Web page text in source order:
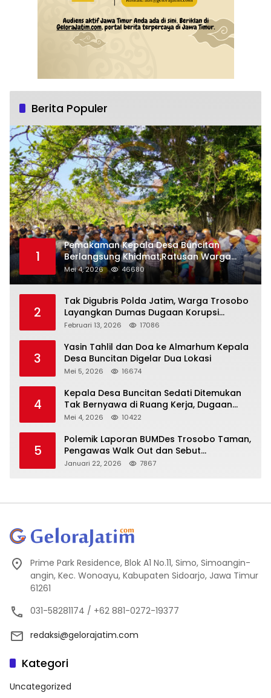
Berita Populer
1
Pemakaman Kepala Desa Buncitan
Berlangsung Khidmat,Ratusan Warga
Larut Dalam Duka Yang Mendalam
Mei 4, 2026 46680
2
Tak Digubris Polda Jatim, Warga Trosobo
Layangkan Dumas Dugaan Korupsi
Oknum DPRD Sidoarjo ke Kapolri
Februari 13, 2026 17086
3
Yasin Tahlil dan Doa ke Almarhum Kepala
Desa Buncitan Digelar Dua Lokasi
Mei 5, 2026 16674
4
Kepala Desa Buncitan Sedati Ditemukan
Tak Bernyawa di Ruang Kerja, Dugaan
Bunuh Diri Menguat
Mei 4, 2026 10422
5
Polemik Laporan BUMDes Trosobo Taman,
Pengawas Walk Out dan Sebut
Kejanggalan
Januari 22, 2026 7867
Prime Park Residence, Blok A1 No.11, Simo, Simoangin-
angin, Kec. Wonoayu, Kabupaten Sidoarjo, Jawa Timur
61261
031-58281174 / +62 881-0272-19377
redaksi@gelorajatim.com
Kategori
Uncategorized